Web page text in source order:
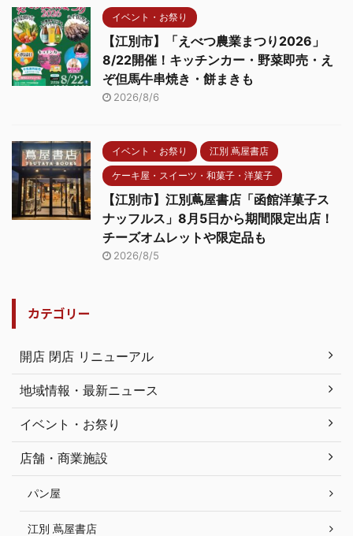
イベント・お祭り
【江別市】「えべつ農業まつり2026」
8/22開催！キッチンカー・野菜即売・え
ぞ但馬牛串焼き・餅まきも
2026/8/6
イベント・お祭り 江別 蔦屋書店
ケーキ屋・スイーツ・和菓子・洋菓子
【江別市】江別蔦屋書店「函館洋菓子ス
ナッフルス」8月5日から期間限定出店！
チーズオムレットや限定品も
2026/8/5
カテゴリー
開店 閉店 リニューアル
地域情報・最新ニュース
イベント・お祭り
店舗・商業施設
パン屋
江別 蔦屋書店